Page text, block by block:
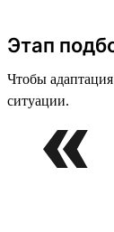
Этап
Чтобы
ситуации.